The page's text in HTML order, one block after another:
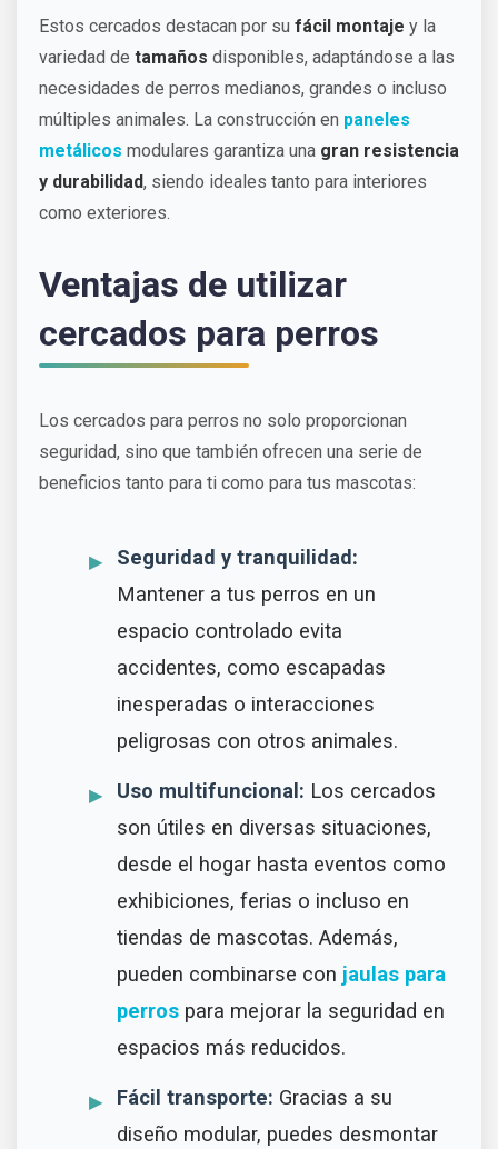
Estos cercados destacan por su fácil montaje y la
variedad de tamaños disponibles, adaptándose a las
necesidades de perros medianos, grandes o incluso
múltiples animales. La construcción en paneles
metálicos modulares garantiza una gran resistencia
y durabilidad, siendo ideales tanto para interiores
como exteriores.
Ventajas de utilizar
cercados para perros
Los cercados para perros no solo proporcionan
seguridad, sino que también ofrecen una serie de
beneficios tanto para ti como para tus mascotas:
Seguridad y tranquilidad:
Mantener a tus perros en un
espacio controlado evita
accidentes, como escapadas
inesperadas o interacciones
peligrosas con otros animales.
Uso multifuncional: Los cercados
son útiles en diversas situaciones,
desde el hogar hasta eventos como
exhibiciones, ferias o incluso en
tiendas de mascotas. Además,
pueden combinarse con jaulas para
perros para mejorar la seguridad en
espacios más reducidos.
Fácil transporte: Gracias a su
diseño modular, puedes desmontar